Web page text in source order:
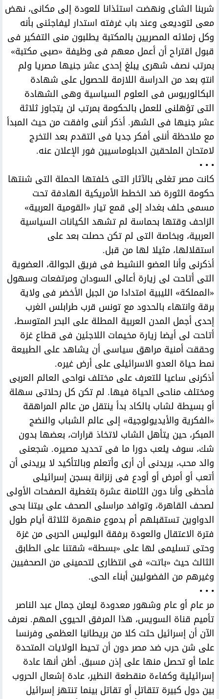
شربنا الشاى ونهضت استئذانا للعودة إلى مكانى، نهض
معى لتوديعى وعند باب غرفته استدار ليفاجئنى بأنه
وكل زملائه المصريين بالمكتبة يطلبون منى التفكير فى
قبول اقتراح أن أعمل معهم فى وظيفة «صبى مكتبة»
بمرتب نصف شهرى يبلغ إحدى عشر جنيها مصريا ولم
انتهِ بعد من الدراسة اللازمة للحصول على شهادة
البكالوريوس فى العلوم السياسية وهى الشهادة
التى تؤهلنى للعمل بالحكومة بمرتب لن يتجاوز ثلاثة
عشر جنيها فى الشهر. أذكر أننى وافقت من حيث المبدأ
مع ملاحظة أننى أفكر جديا فى التقدم بعد التخرج
لامتحان الملحقين الدبلوماسيين فور الإعلان عنه.
• • •
كانت مصر تغلى بالآثار التى خلفتها الحملة التى شنتها
حكومة الثورة ضد الخطط الأمريكية الهادفة تحت
مسمى حلف بغداد إلى قمع تيار «القومية العربية»
الزاحف وقتها بحماسة لم تشهد الكيانات السياسية
العربية، وبخاصة التى لم تكن حصلت بعد على
استقلالها، مثيلا لها من قبل.
أذكرنى وأنا العضو النشيط فى فريق الجوالة، العضوية
التى أتاحت لى زيارة أعالى السودان ومرتفعات وسهول
«المملكة» الليبية امتدادا من الجبل الأخضر فى ولاية
برقة وانتهاء بالحدود مع تونس قرب طرابلس الغرب
إحدى أجمل المدن العربية المطلة على البحر المتوسط،
أتاحت لى أيضا زيارة مخيمات اللاجئين فى قطاع غزة
وحققت أمنية مراهق سياسى أن يشاهد على الطبيعة
نمط حياة العدو الاسرائيلى على أرض غيره.
أذكرنى ساعيا للتعرف على مختلف نواحى العالم العربى
ومختلف مناحى الحياة فيها. لم تكن كل رحلاتى سهلة
أو بسيطة لشاب بالكاد بدأ ينتقل من عالم المراهقة
«الفكرية والأيديولوجية» إلى عالم الشباب والنضج
المبكر، حين يتأهل الشاب لاتخاذ قرارات، بعضها بدون
شك، سوف يلعب دورا ما فى تحديد مصيره. شجعنى
والد محب، يريدنى أن أرى وأتعلم وبالتأكيد لا يريدنى أن
أتعب أو أمرض أو أودع فى زنزانة بسجن إسرائيلى
فأحظى وأنا دون الثامنة عشرة بتغطية الصفحات الأولى
لصحف القاهرة، وتوافد مراسلى الصحف على بيتنا بحى
الدواوين تستقبلهم أم بدموع منهمرة لثلاثة أيام طول
فترة الاعتقال والعودة برفقة البوليس الحربى من غزة
وحتى تسليمى لها على «بسطة» شقتنا على الطابق
الثالث حيث «باتت» فى انتظارى لتحمينى من الصحفيين
وغيرهم من الفضوليين أبناء الحى.
• • •
مر عام أو عام وشهور معدودة ليعلن جمال عبد الناصر
تأميم قناة السويس، هذا المرفق الحيوى المهم. نعرف
الآن أن إسرائيل حثت كلا من بريطانيا العظمى وفرنسا
على شن حرب ضد مصر دون أن تحيط الولايات المتحدة
علما أو تحصل منها على إذن مسبق. أظن أنها عادة
إسرائيلية وكفاءة منقطعة النظير، عادة إشعال الحروب
بين دول كبيرة تتقاتل أو تقاتل بينما تنتهز إسرائيل